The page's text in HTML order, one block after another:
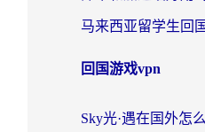
回国游戏vpn